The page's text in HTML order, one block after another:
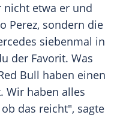
nicht etwa er und
Perez, sondern die
siebenmal in
der Favorit. Was
Bull haben einen
Wir haben alles
das reicht", sagte